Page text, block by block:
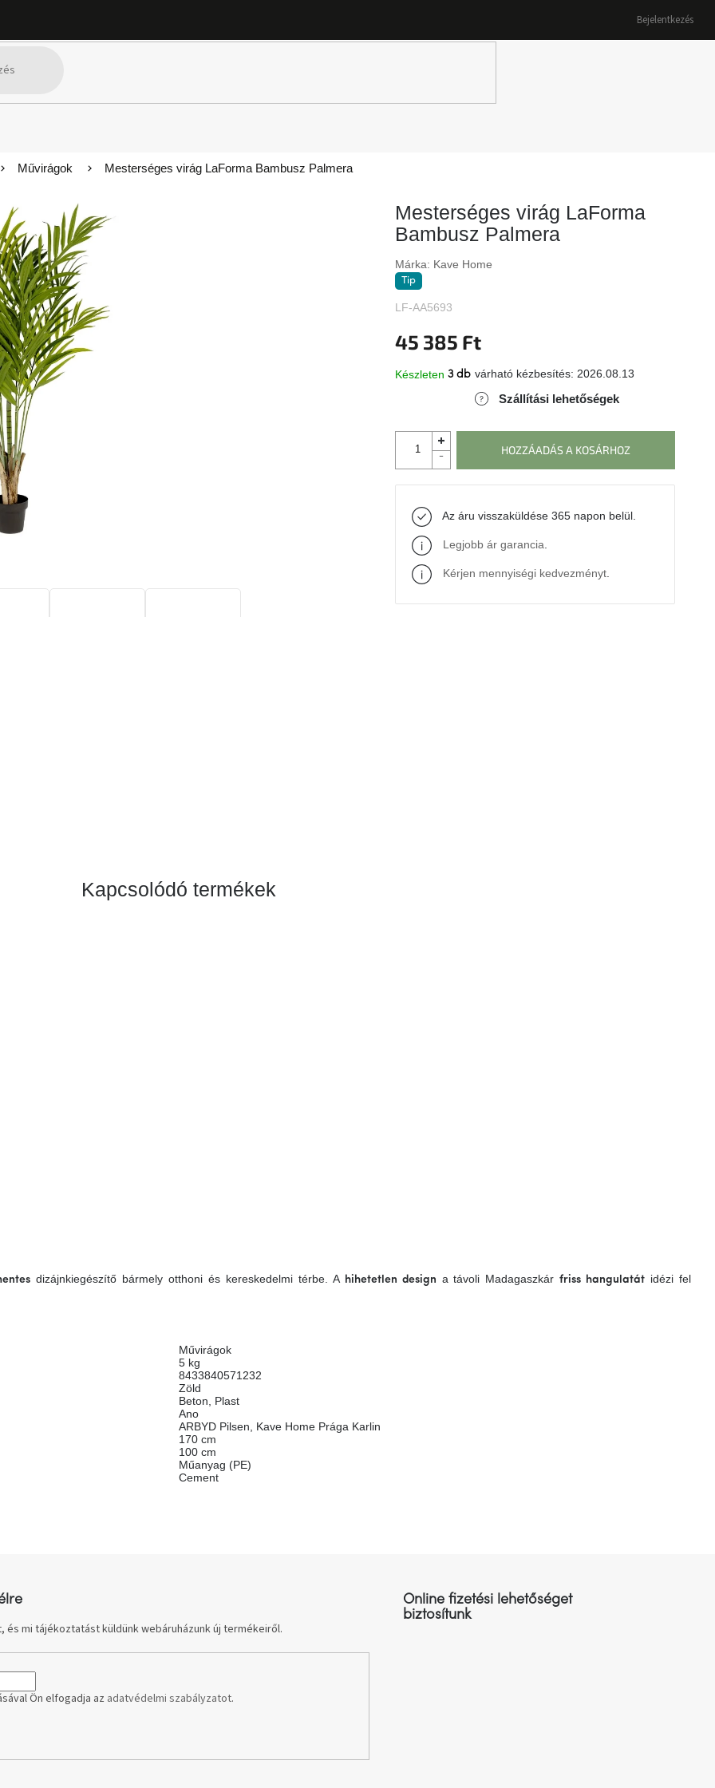
Bejelentkezés
Művirágok Mesterséges virág LaForma Bambusz Palmera
Mesterséges virág LaForma
Bambusz Palmera
Márka: Kave Home
Tip
LF-AA5693
45 385 Ft
Készleten várható kézbesítés: 2026.08.13
Szállítási lehetőségek
3 db
HOZZÁADÁS A KOSÁRHOZ
Az áru visszaküldése 365 napon belül.
Legjobb ár garancia
Kérjen mennyiségi kedvezményt.
Kapcsolódó termékek
dizájnkiegészítő bármely otthoni és kereskedelmi térbe. A hihetetlen design a távoli Madagaszkárfriss hangulatát idézi fel
Művirágok
5 kg
8433840571232
Zöld
Beton
Plast
Ano
ARBYD Pilsen, Kave Home Prága Karlin
170 cm
100 cm
Műanyag (PE)
Cement
és mi tájékoztatást küldünk webáruházunk új termékeiről.
Ön elfogadja az adatvédelmi szabályzatot.
Online fizetési lehetőséget
biztosítunk